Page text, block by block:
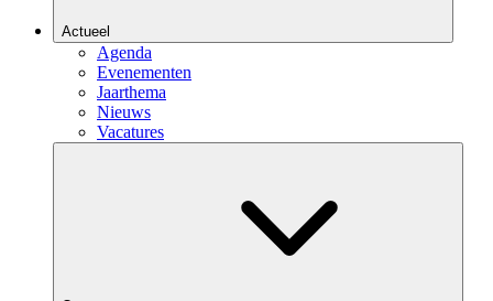
Actueel
Agenda
Evenementen
Jaarthema
Nieuws
Vacatures